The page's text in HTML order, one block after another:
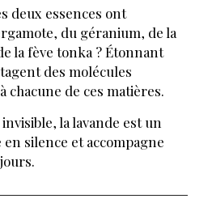
deux essences ont
du géranium, de la
la fève tonka ? Étonnant
des molécules
chacune de ces matières.
la lavande est un
silence et accompagne